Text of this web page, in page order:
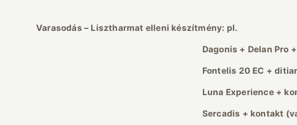
Varasodás – Lisztharmat elleni készítmény: pl.
Dagonis + Delan Pro +
Fontelis 20 EC + ditianon +
Luna Experience + kontakt (
Sercadis + kontakt